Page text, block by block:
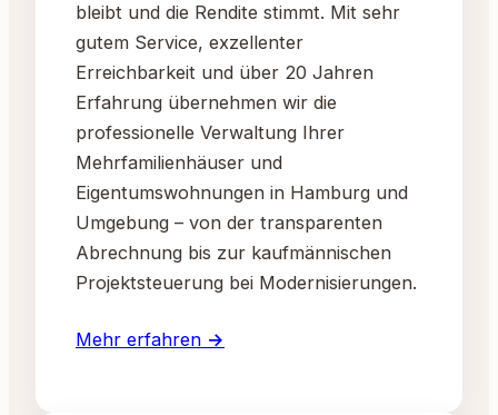
bleibt und die Rendite stimmt. Mit sehr
gutem Service, exzellenter
Erreichbarkeit und über 20 Jahren
Erfahrung übernehmen wir die
professionelle Verwaltung Ihrer
Mehrfamilienhäuser und
Eigentumswohnungen in Hamburg und
Umgebung – von der transparenten
Abrechnung bis zur kaufmännischen
Projektsteuerung bei Modernisierungen.
Mehr erfahren →